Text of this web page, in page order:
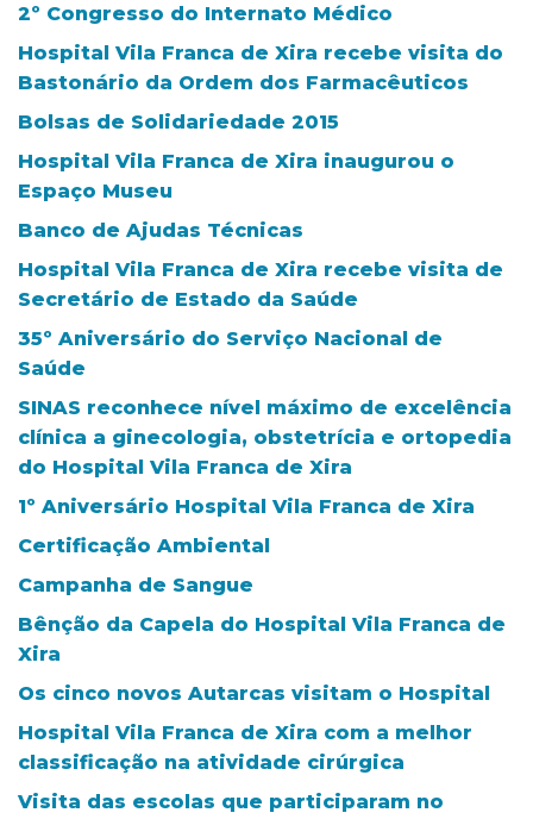
2º Congresso do Internato Médico
Hospital Vila Franca de Xira recebe visita do
Bastonário da Ordem dos Farmacêuticos
Bolsas de Solidariedade 2015
Hospital Vila Franca de Xira inaugurou o
Espaço Museu
Banco de Ajudas Técnicas
Hospital Vila Franca de Xira recebe visita de
Secretário de Estado da Saúde
35º Aniversário do Serviço Nacional de
Saúde
SINAS reconhece nível máximo de excelência
clínica a ginecologia, obstetrícia e ortopedia
do Hospital Vila Franca de Xira
1º Aniversário Hospital Vila Franca de Xira
Certificação Ambiental
Campanha de Sangue
Bênção da Capela do Hospital Vila Franca de
Xira
Os cinco novos Autarcas visitam o Hospital
Hospital Vila Franca de Xira com a melhor
classificação na atividade cirúrgica
Visita das escolas que participaram no